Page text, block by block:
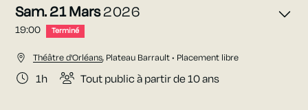
Sam.21 Mars2026
19:00 Terminé
Théâtre d'Orléans, Plateau Barrault• Placement libre
1h Tout public à partir de 10 ans